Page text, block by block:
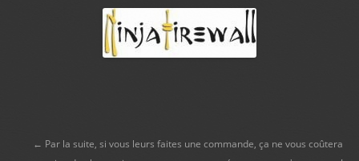
← Par la suite, si vous leurs faites une commande, ça ne vous coûtera